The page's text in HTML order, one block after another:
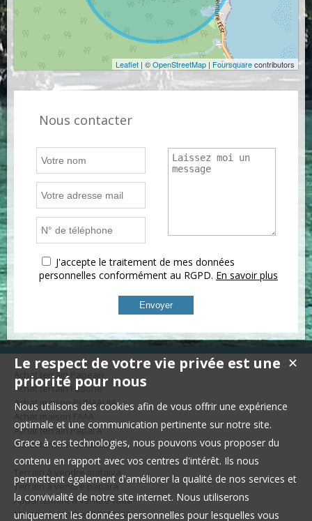
Leaflet | ©OpenStreetMap | Foursquarecontributors
Nous contacter
J'accepte le traitement de mes données
personnelles conformément au RGPD. En savoir plus
Achat terrain Papeari
Achat terrain Faaone
Achat maison PUNAAUIA
Achat terrain Papara
Achat terrain Punaauia
Terrain à vendre mataiva
Terrain à vendre papara
Appartement à vendre faaa
Maison à vendre PUNAAUIA
✕
Le respect de votre vie privée est une
priorité pour nous
Nous utilisons des cookies afin de vous offrir une expérience
optimale et une communication pertinente sur notre site.
Grace à ces technologies, nous pouvons vous proposer du
contenu en rapport avec vos centres d'intérêt. Ils nous
permettent également d'améliorer la qualité de nos services et
la convivialité de notre site internet. Nous utiliserons
uniquement les données personnelles pour lesquelles vous